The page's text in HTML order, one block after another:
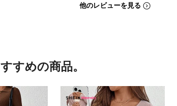
他のレビューを見る
すめの商品。